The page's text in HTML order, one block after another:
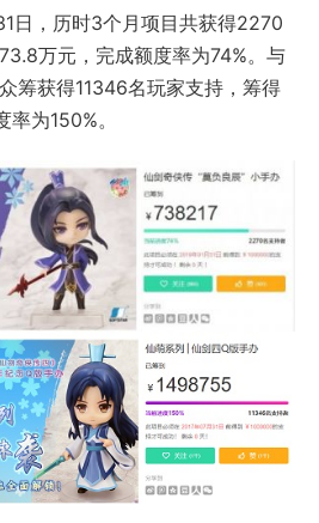
日，历时3个月项目共获得2270
万元，完成额度率为74%。与
筹获得11346名玩家支持，筹得
为150%。